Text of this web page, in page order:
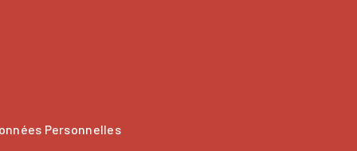
Personnelles